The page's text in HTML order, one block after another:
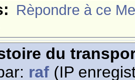
Rèpondre à ce
du
raf (IP